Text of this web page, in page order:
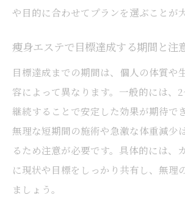
や目的に合わせてプランを選ぶことが
痩身エステで目標達成する期間と注
目標達成までの期間は、個人の体質や
容によって異なります。一般的には、
継続することで安定した効果が期待で
無理な短期間の施術や急激な体重減少
るため注意が必要です。具体的には、
に現状や目標をしっかり共有し、無理
ましょう。